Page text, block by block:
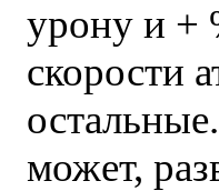
урону и +
скорости
может,